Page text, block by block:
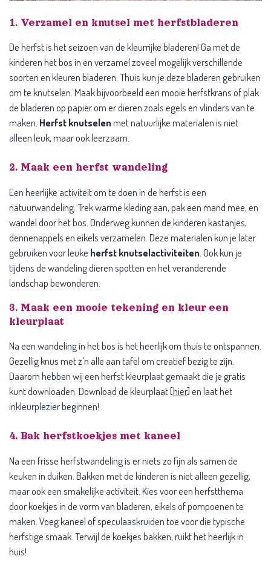
1. Verzamel en knutsel met herfstbladeren
De herfst is het seizoen van de kleurrijke bladeren! Ga met de
kinderen het bos in en verzamel zoveel mogelijk verschillende
soorten en kleuren bladeren. Thuis kun je deze bladeren gebruiken
om te knutselen. Maak bijvoorbeeld een mooie herfstkrans of plak
de bladeren op papier om er dieren zoals egels en vlinders van te
maken. Herfst knutselenmet natuurlijke materialen is niet
alleen leuk, maar ook leerzaam.
2. Maak een herfst wandeling
Een heerlijke activiteit om te doen in de herfst is een
natuurwandeling. Trek warme kleding aan, pak een mand mee, en
wandel door het bos. Onderweg kunnen de kinderen kastanjes,
dennenappels en eikels verzamelen. Deze materialen kun je later
gebruiken voor leuke herfst knutselactiviteiten . Ook kun je
tijdens de wandeling dieren spotten en het veranderende
landschap bewonderen.
3. Maak een mooie tekening en kleur een
kleurplaat
Na een wandeling in het bos is het heerlijk om thuis te ontspannen.
Gezellig knus met z'n alle aan tafel om creatief bezig te zijn.
Daarom hebben wij een herfst kleurplaat gemaakt die je gratis
kunt downloaden. Download de kleurplaat [hier] en laat het
inkleurplezier beginnen!
4. Bak herfstkoekjes met kaneel
Na een frisse herfstwandeling is er niets zo fijn als samen de
keuken in duiken. Bakken met de kinderen is niet alleen gezellig,
maar ook een smakelijke activiteit. Kies voor een herfstthema
door koekjes in de vorm van bladeren, eikels of pompoenen te
maken. Voeg kaneel of speculaaskruiden toe voor die typische
herfstige smaak. Terwijl de koekjes bakken, ruikt het heerlijk in
huis!